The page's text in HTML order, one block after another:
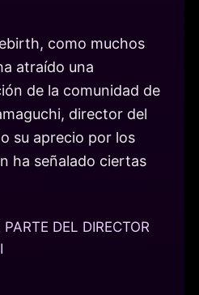
como muchos
atraído una
de la comunidad de
director del
su aprecio por los
ha señalado ciertas
DEL DIRECTOR